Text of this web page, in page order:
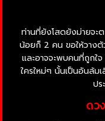
ท่านที่ยังโสดยังม่ายจะ
น้อยก็ 2 คน ขอให้วางตั
และอาจจะพบคนที่ถูกใ
ใครใหม่ๆ นั้นเป็นอันล้ม
ปร
ดว